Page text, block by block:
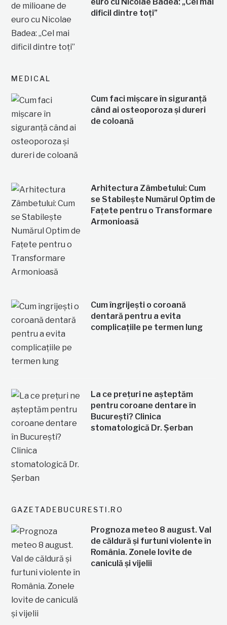
dificil dintre toți”
MEDICAL
Cum faci mișcare în siguranță
când ai osteoporoza și dureri
de coloană
Arhitectura Zâmbetului: Cum
se Stabilește Numărul Optim de
Fațete pentru o Transformare
Armonioasă
Cum îngrijești o coroană
dentară pentru a evita
complicațiile pe termen lung
La ce prețuri ne așteptăm
pentru coroane dentare în
București? Clinica
stomatologică Dr. Șerban
GAZETADEBUCURESTI.RO
Prognoza meteo 8 august. Val
de căldură și furtuni violente în
România. Zonele lovite de
caniculă și vijelii